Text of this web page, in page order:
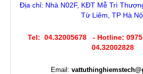
Địa chỉ: Nhà N02F, KĐT Mễ Trì
Từ Liêm, TP Hà
Tel: 04.32005678 - Hotline:
04.32002828
Email: